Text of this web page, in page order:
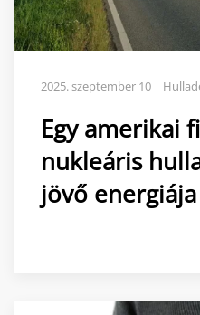
2025. szeptember 10 |
Egy amerikai
nukleáris
jövő energiája